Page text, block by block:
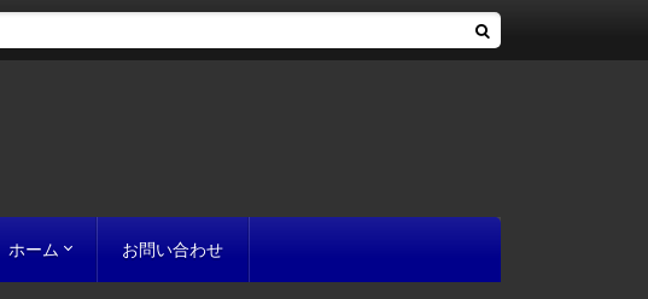
ホーム お問い合わせ